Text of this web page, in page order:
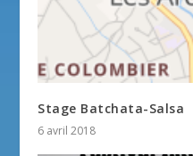
Stage Batchata-Salsa
6 avril 2018